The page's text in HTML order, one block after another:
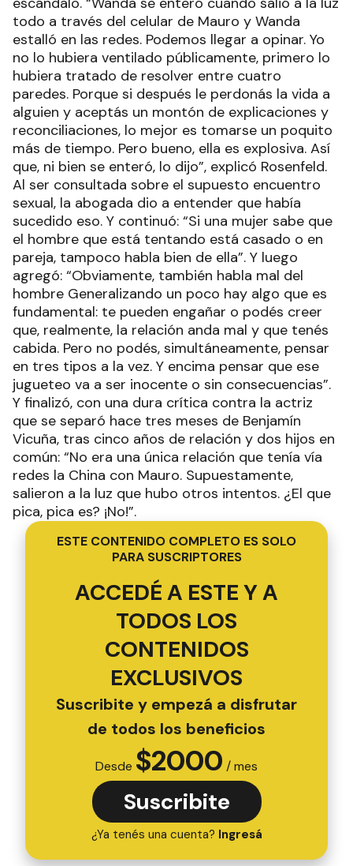
todo a través del celular de Mauro y Wanda
estalló en las redes. Podemos llegar a opinar. Yo
no lo hubiera ventilado públicamente, primero lo
hubiera tratado de resolver entre cuatro
paredes. Porque si después le perdonás la vida a
alguien y aceptás un montón de explicaciones y
reconciliaciones, lo mejor es tomarse un poquito
más de tiempo. Pero bueno, ella es explosiva. Así
que, ni bien se enteró, lo dijo”, explicó Rosenfeld.
Al ser consultada sobre el supuesto encuentro
sexual, la abogada dio a entender que había
sucedido eso. Y continuó: “Si una mujer sabe que
el hombre que está tentando está casado o en
pareja, tampoco habla bien de ella”. Y luego
agregó: “Obviamente, también habla mal del
hombre Generalizando un poco hay algo que es
fundamental: te pueden engañar o podés creer
que, realmente, la relación anda mal y que tenés
cabida. Pero no podés, simultáneamente, pensar
en tres tipos a la vez. Y encima pensar que ese
jugueteo va a ser inocente o sin consecuencias”.
Y finalizó, con una dura crítica contra la actriz
que se separó hace tres meses de Benjamín
Vicuña, tras cinco años de relación y dos hijos en
común: “No era una única relación que tenía vía
redes la China con Mauro. Supuestamente,
salieron a la luz que hubo otros intentos. ¿El que
pica, pica es? ¡No!”.
ESTE CONTENIDO COMPLETO ES SOLO
PARA SUSCRIPTORES
ACCEDÉ A ESTE Y A
TODOS LOS
CONTENIDOS
EXCLUSIVOS
Suscribite y empezá a disfrutar
de todos los beneficios
Desde $2000 / mes
Suscribite
¿Ya tenés una cuenta? Ingresá